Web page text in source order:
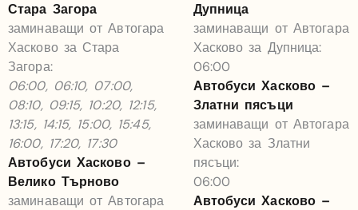
Стара Загора
заминаващи от Автогара
Хасково за Стара
Загора:
06:00, 06:10, 07:00,
08:10, 09:15, 10:20, 12:15,
13:15, 14:15, 15:00, 15:45,
16:00, 17:20, 17:30
Автобуси Хасково –
Велико Търново
заминаващи от Автогара
Дупница
заминаващи от Автогара
Хасково за Дупница:
06:00
Автобуси Хасково –
Златни пясъци
заминаващи от Автогара
Хасково за Златни
пясъци:
06:00
Автобуси Хасково –